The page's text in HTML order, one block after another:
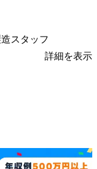
スタッフ
詳細を表示